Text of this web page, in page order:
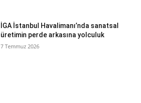
İGA İstanbul Havalimanı’nda sanatsal
üretimin perde arkasına yolculuk
7 Temmuz 2026